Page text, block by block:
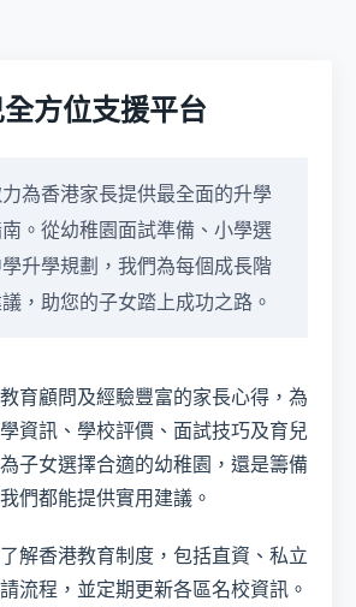
方位支援平台
為香港家長提供最全面的升學
。從幼稚園面試準備、小學選
升學規劃，我們為每個成長階
，助您的子女踏上成功之路。
育顧問及經驗豐富的家長心得，為
資訊、學校評價、面試技巧及育兒
子女選擇合適的幼稚園，還是籌備
們都能提供實用建議。
解香港教育制度，包括直資、私立
流程，並定期更新各區名校資訊。